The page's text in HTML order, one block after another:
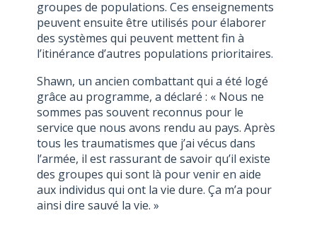
groupes de populations. Ces enseignements
peuvent ensuite être utilisés pour élaborer
des systèmes qui peuvent mettent fin à
l’itinérance d’autres populations prioritaires.
Shawn, un ancien combattant qui a été logé
grâce au programme, a déclaré : « Nous ne
sommes pas souvent reconnus pour le
service que nous avons rendu au pays. Après
tous les traumatismes que j’ai vécus dans
l’armée, il est rassurant de savoir qu’il existe
des groupes qui sont là pour venir en aide
aux individus qui ont la vie dure. Ça m’a pour
ainsi dire sauvé la vie. »